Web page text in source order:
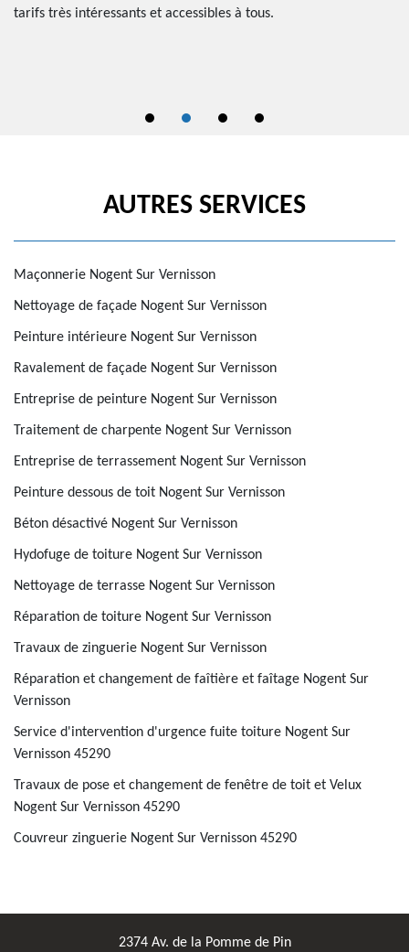
tarifs très intéressants et accessibles à tous.
AUTRES SERVICES
Maçonnerie Nogent Sur Vernisson
Nettoyage de façade Nogent Sur Vernisson
Peinture intérieure Nogent Sur Vernisson
Ravalement de façade Nogent Sur Vernisson
Entreprise de peinture Nogent Sur Vernisson
Traitement de charpente Nogent Sur Vernisson
Entreprise de terrassement Nogent Sur Vernisson
Peinture dessous de toit Nogent Sur Vernisson
Béton désactivé Nogent Sur Vernisson
Hydofuge de toiture Nogent Sur Vernisson
Nettoyage de terrasse Nogent Sur Vernisson
Réparation de toiture Nogent Sur Vernisson
Travaux de zinguerie Nogent Sur Vernisson
Réparation et changement de faîtière et faîtage Nogent Sur
Vernisson
Service d'intervention d'urgence fuite toiture Nogent Sur
Vernisson 45290
Travaux de pose et changement de fenêtre de toit et Velux
Nogent Sur Vernisson 45290
Couvreur zinguerie Nogent Sur Vernisson 45290
2374 Av. de la Pomme de Pin